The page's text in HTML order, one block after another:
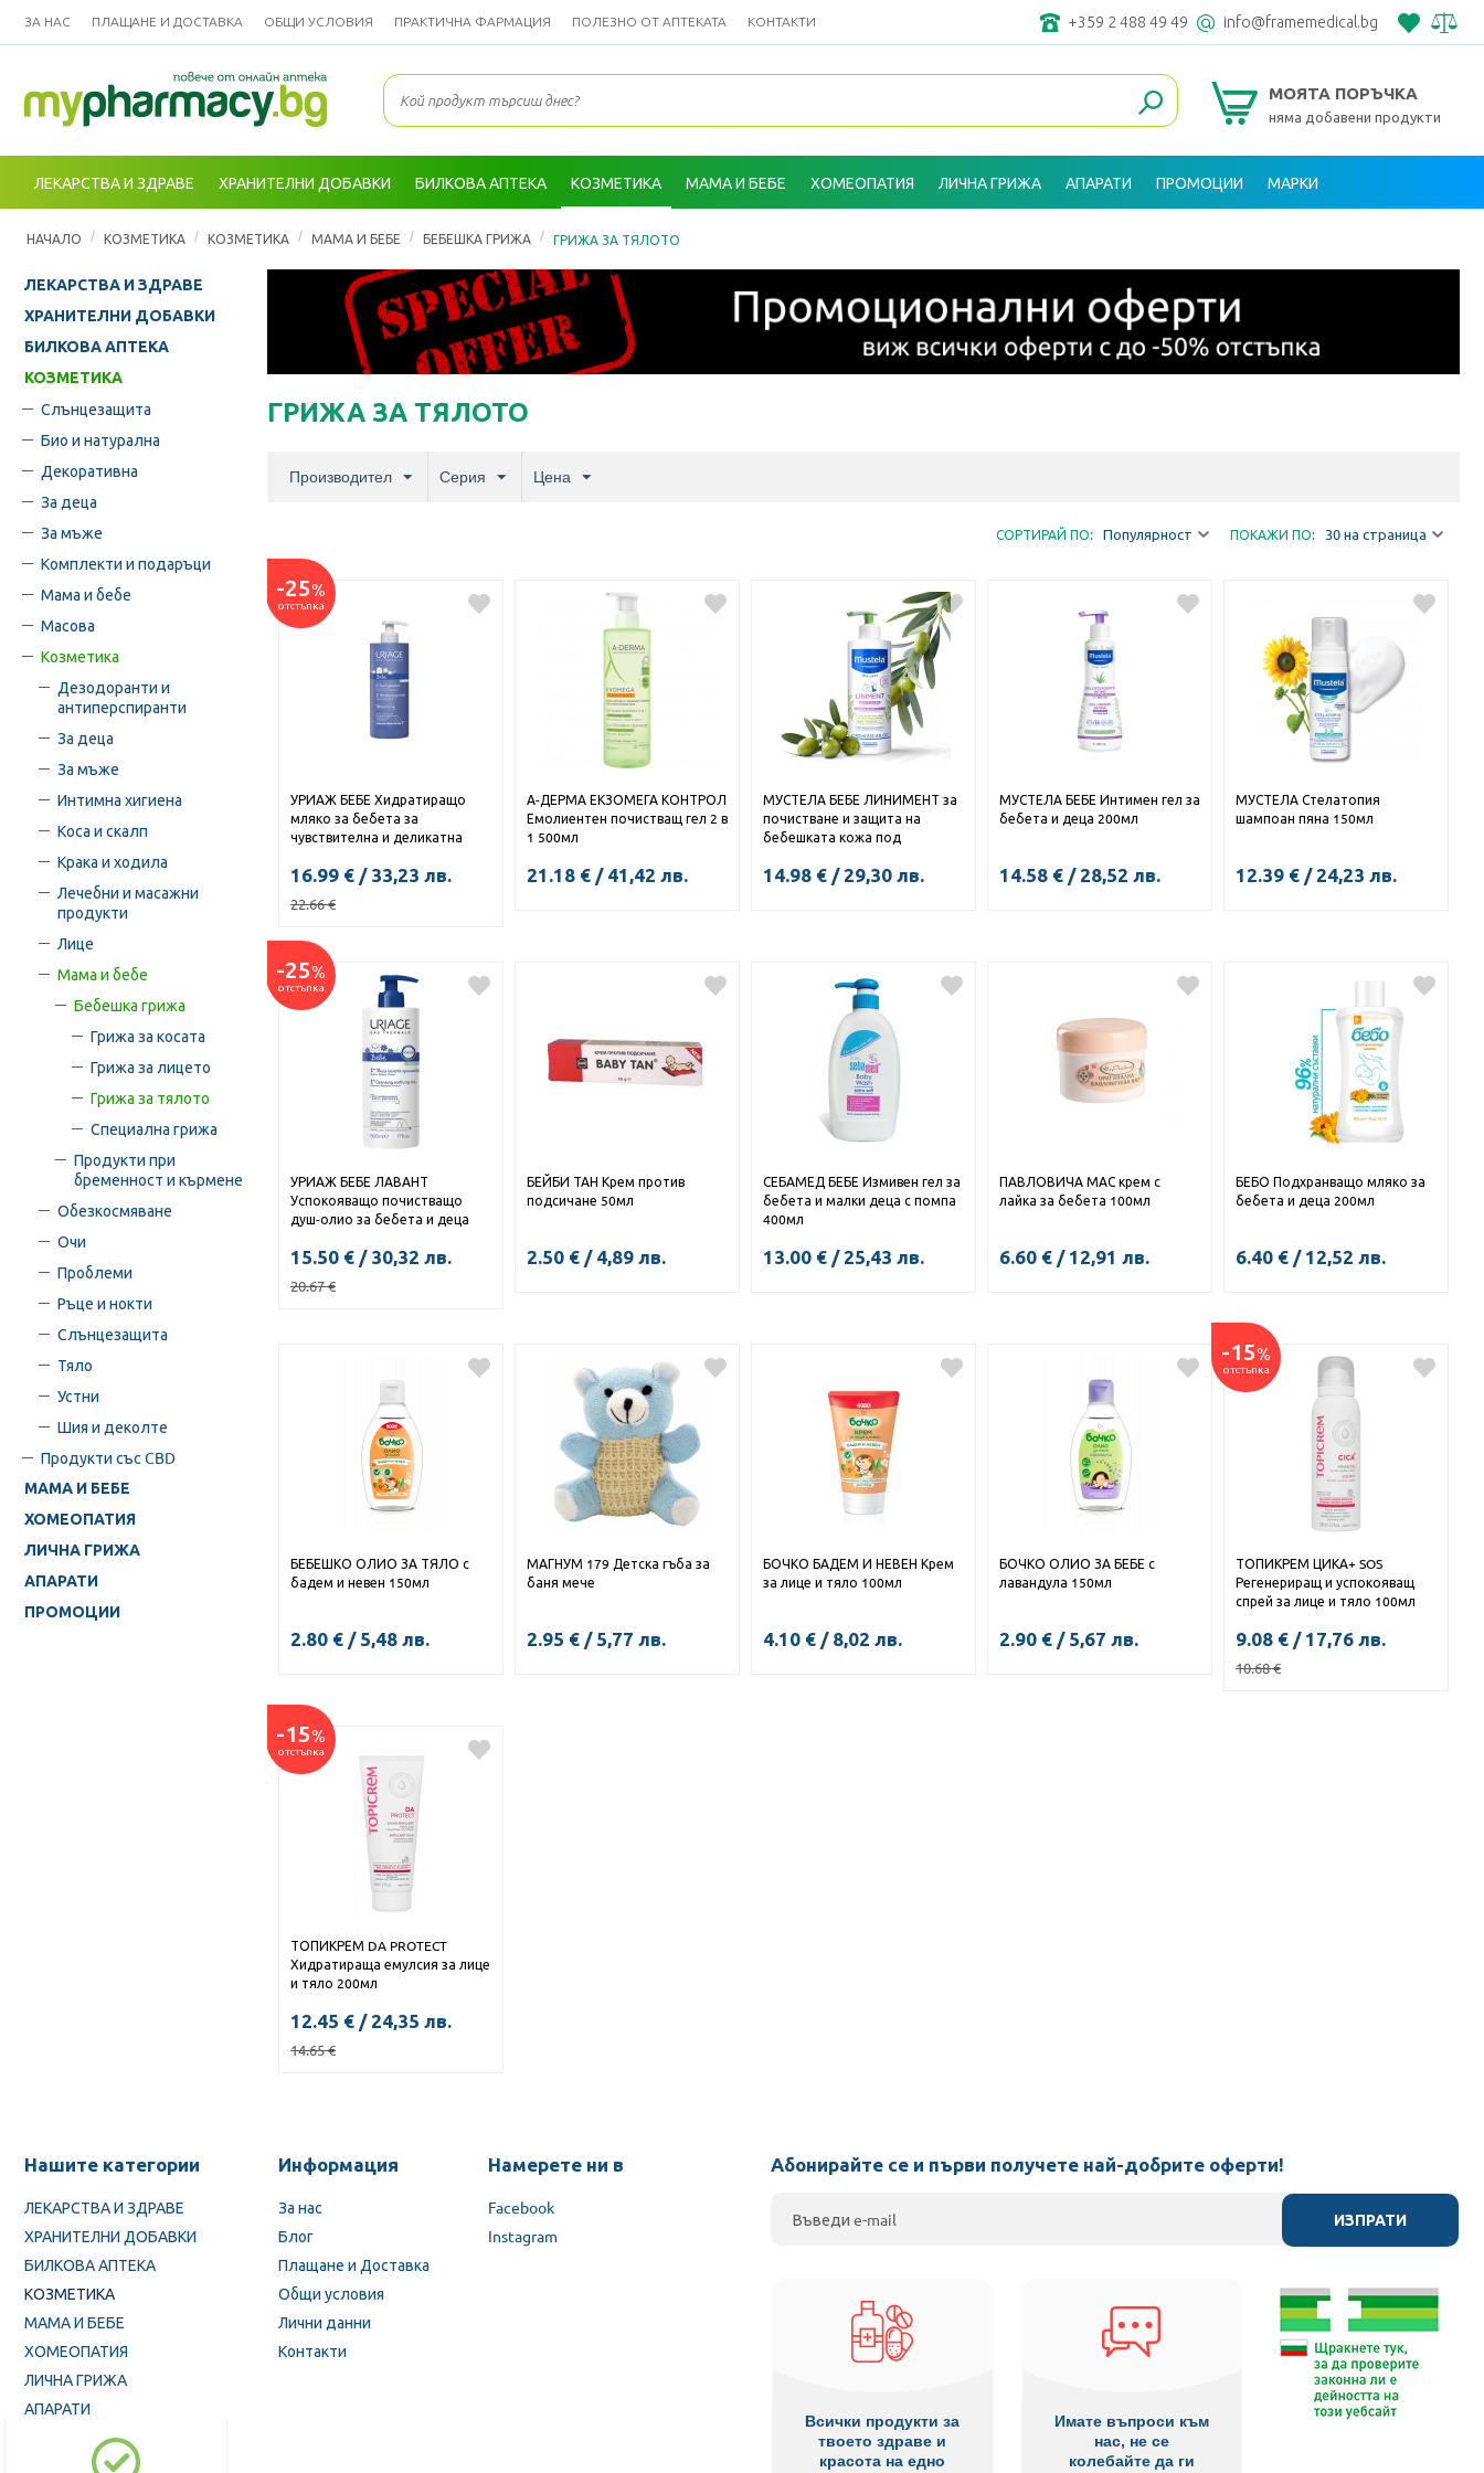
ЗА НАС ПЛАЩАНЕ И ДОСТАВКА ОБЩИ УСЛОВИЯ ПРАКТИЧНА ФАРМАЦИЯ ПОЛЕЗНО ОТ АПТЕКАТА КОНТАКТИ +359 2 488 49 49 info@framemedical.bg
МОЯТА ПОРЪЧКА
няма добавени продукти
ЛЕКАРСТВА И ЗДРАВЕ ХРАНИТЕЛНИ ДОБАВКИ БИЛКОВА АПТЕКА КОЗМЕТИКА МАМА И БЕБЕ ХОМЕОПАТИЯ ЛИЧНА ГРИЖА АПАРАТИ ПРОМОЦИИ МАРКИ
НАЧАЛО / КОЗМЕТИКА / КОЗМЕТИКА / МАМА И БЕБЕ / БЕБЕШКА ГРИЖА / ГРИЖА ЗА ТЯЛОТО
ЛЕКАРСТВА И ЗДРАВЕ
ХРАНИТЕЛНИ ДОБАВКИ
БИЛКОВА АПТЕКА
КОЗМЕТИКА
Слънцезащита
Био и натурална
Декоративна
За деца
За мъже
Комплекти и подаръци
Мама и бебе
Масова
Козметика
Дезодоранти и
антиперспиранти
За деца
За мъже
Интимна хигиена
Коса и скалп
Крака и ходила
Лечебни и масажни
продукти
Лице
Мама и бебе
Бебешка грижа
Грижа за косата
Грижа за лицето
Грижа за тялото
Специална грижа
Продукти при
бременност и кърмене
Обезкосмяване
Очи
Проблеми
Ръце и нокти
Слънцезащита
Тяло
Устни
Шия и деколте
Продукти със CBD
МАМА И БЕБЕ
ХОМЕОПАТИЯ
ЛИЧНА ГРИЖА
АПАРАТИ
ПРОМОЦИИ
ГРИЖА ЗА ТЯЛОТО
Производител Серия Цена
СОРТИРАЙ ПО: Популярност ПОКАЖИ ПО: 30 на страница
-25%
отстъпка
УРИАЖ БЕБЕ Хидратиращо
мляко за бебета за
чувствителна и деликатна
16.99 € / 33,23 лв.
22.66€
КУПИ
А-ДЕРМА ЕКЗОМЕГА КОНТРОЛ
Емолиентен почистващ гел 2 в
1 500мл
21.18 € / 41,42 лв.
МУСТЕЛА БЕБЕ ЛИНИМЕНТ за
почистване и защита на
бебешката кожа под
14.98 € / 29,30 лв.
МУСТЕЛА БЕБЕ Интимен гел за
бебета и деца 200мл
14.58 € / 28,52 лв.
МУСТЕЛА Стелатопия
шампоан пяна 150мл
12.39 € / 24,23 лв.
-25%
отстъпка
УРИАЖ БЕБЕ ЛАВАНТ
Успокояващо почистващо
душ-олио за бебета и деца
15.50 € / 30,32 лв.
20.67€
БЕЙБИ ТАН Крем против
подсичане 50мл
2.50 € / 4,89 лв.
СЕБАМЕД БЕБЕ Измивен гел за
бебета и малки деца с помпа
400мл
13.00 € / 25,43 лв.
ПАВЛОВИЧА МАС крем с
лайка за бебета 100мл
6.60 € / 12,91 лв.
БЕБО Подхранващо мляко за
бебета и деца 200мл
6.40 € / 12,52 лв.
БЕБЕШКО ОЛИО ЗА ТЯЛО с
бадем и невен 150мл
2.80 € / 5,48 лв.
МАГНУМ 179 Детска гъба за
баня мече
2.95 € / 5,77 лв.
БОЧКО БАДЕМ И НЕВЕН Крем
за лице и тяло 100мл
4.10 € / 8,02 лв.
БОЧКО ОЛИО ЗА БЕБЕ с
лавандула 150мл
2.90 € / 5,67 лв.
-15%
отстъпка
ТОПИКРЕМ ЦИКА+ SOS
Регенериращ и успокояващ
спрей за лице и тяло 100мл
9.08 € / 17,76 лв.
10.68€
-15%
отстъпка
ТОПИКРЕМ DA PROTECT
Хидратираща емулсия за лице
и тяло 200мл
12.45 € / 24,35 лв.
14.65€
Нашите категории
ЛЕКАРСТВА И ЗДРАВЕ
ХРАНИТЕЛНИ ДОБАВКИ
БИЛКОВА АПТЕКА
КОЗМЕТИКА
МАМА И БЕБЕ
ХОМЕОПАТИЯ
ЛИЧНА ГРИЖА
АПАРАТИ
ПРОМОЦИИ
Информация
За нас
Блог
Плащане и Доставка
Общи условия
Лични данни
Контакти
Намерете ни в
Facebook
Instagram
Абонирайте се и първи получете най-добрите оферти!
ИЗПРАТИ
Всички продукти за
твоето здраве и
красота на едно
Имате въпроси към
нас, не се
колебайте да ги